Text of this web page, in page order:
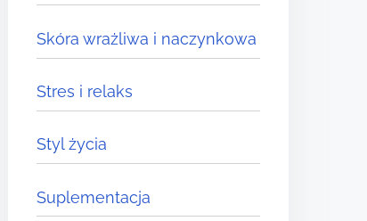
Skóra wrażliwa i naczynkowa
Stres i relaks
Styl życia
Suplementacja